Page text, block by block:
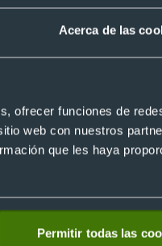
Acerca de las
ofrecer funciones de
web con nuestros
que les haya
Permitir todas las
con
wh-
Ref.